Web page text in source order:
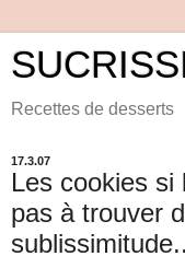
Recettes de desserts
17.3.07
Les cookies si
pas à trouver